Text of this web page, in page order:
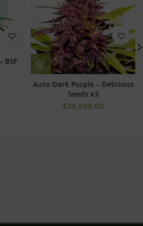
BSF
Auto Dark Purple – Delicious
Seeds x3
$36,600.00